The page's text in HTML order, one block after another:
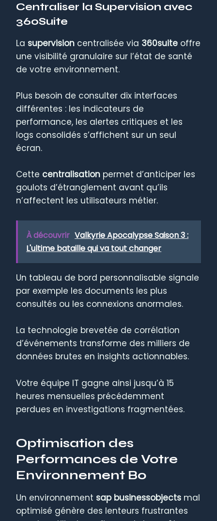
Centraliser la Supervision avec
360Suite
La supervision centralisée via 360suite offre
une visibilité granulaire sur l’état de santé
de votre environnement.
Plus besoin de consulter dix interfaces
différentes : les indicateurs de
performance, les alertes critiques et les
logs consolidés s’affichent sur un seul
écran.
Cette centralisation permet d’anticiper les
goulots d’étranglement avant qu’ils
n’affectent les utilisateurs métier.
À découvrir Valkyrie Apocalypse Saison 3 :
L'ultime bataille qui va tout changer
Un tableau de bord personnalisable signale
par exemple les documents les plus
consultés ou les connexions anormales.
La technologie brevetée de corrélation
d’événements transforme des milliers de
données brutes en insights actionnables.
Votre équipe IT gagne ainsi jusqu’à 15
heures mensuelles précédemment
perdues en investigations fragmentées.
Optimisation des
Performances de Votre
Environnement Bo
Un environnement sap businessobjects mal
optimisé génère des lenteurs frustrantes